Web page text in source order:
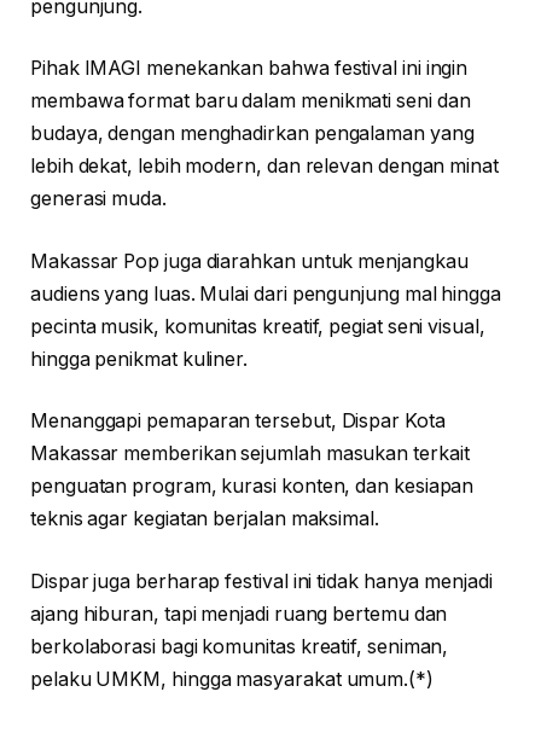
pengunjung.
Pihak IMAGI menekankan bahwa festival ini ingin
membawa format baru dalam menikmati seni dan
budaya, dengan menghadirkan pengalaman yang
lebih dekat, lebih modern, dan relevan dengan minat
generasi muda.
Makassar Pop juga diarahkan untuk menjangkau
audiens yang luas. Mulai dari pengunjung mal hingga
pecinta musik, komunitas kreatif, pegiat seni visual,
hingga penikmat kuliner.
Menanggapi pemaparan tersebut, Dispar Kota
Makassar memberikan sejumlah masukan terkait
penguatan program, kurasi konten, dan kesiapan
teknis agar kegiatan berjalan maksimal.
Dispar juga berharap festival ini tidak hanya menjadi
ajang hiburan, tapi menjadi ruang bertemu dan
berkolaborasi bagi komunitas kreatif, seniman,
pelaku UMKM, hingga masyarakat umum.(*)